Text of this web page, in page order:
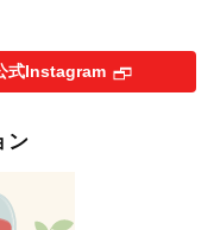
式Instagram
ン